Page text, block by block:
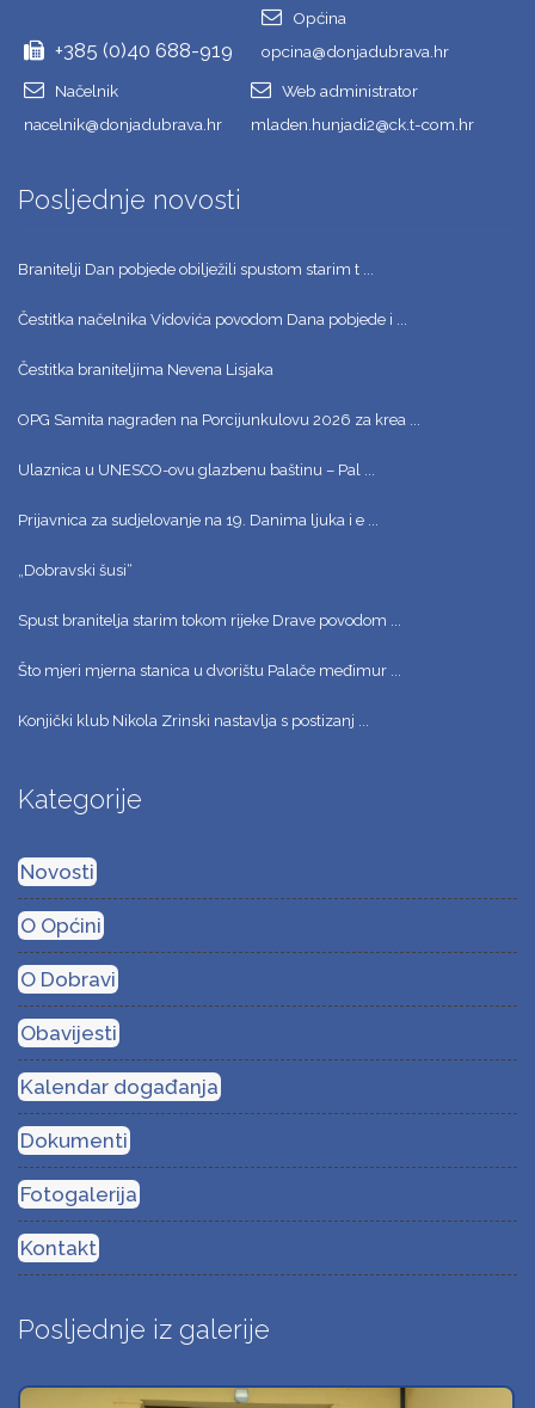
+385 (0)40 688-919
Općina
opcina@donjadubrava.hr
Načelnik
nacelnik@donjadubrava.hr
Web administrator
mladen.hunjadi2@ck.t-com.hr
Posljednje novosti
Branitelji Dan pobjede obilježili spustom starim t ...
Čestitka načelnika Vidovića povodom Dana pobjede i ...
Čestitka braniteljima Nevena Lisjaka
OPG Samita nagrađen na Porcijunkulovu 2026 za krea ...
Ulaznica u UNESCO-ovu glazbenu baštinu – Pal ...
Prijavnica za sudjelovanje na 19. Danima ljuka i e ...
„Dobravski šusi“
Spust branitelja starim tokom rijeke Drave povodom ...
Što mjeri mjerna stanica u dvorištu Palače međimur ...
Konjički klub Nikola Zrinski nastavlja s postizanj ...
Kategorije
Novosti
O Općini
O Dobravi
Obavijesti
Kalendar događanja
Dokumenti
Fotogalerija
Kontakt
Posljednje iz galerije